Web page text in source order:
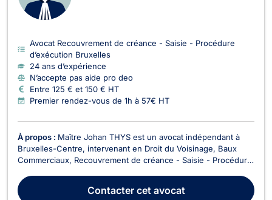
Avocat Recouvrement de créance - Saisie - Procédure
d’exécution Bruxelles
24 ans d’expérience
N’accepte pas aide pro deo
Entre 125 € et 150 € HT
Premier rendez-vous de 1h à 57€ HT
À propos : Maître Johan THYS est un avocat indépendant à
Bruxelles-Centre, intervenant en Droit du Voisinage, Baux
Commerciaux, Recouvrement de créance - Saisie - Procédure
des problématiques juridiques liées aux litiges de voisinage,
aux baux et aux questions immobilières,...
Contactercet avocat